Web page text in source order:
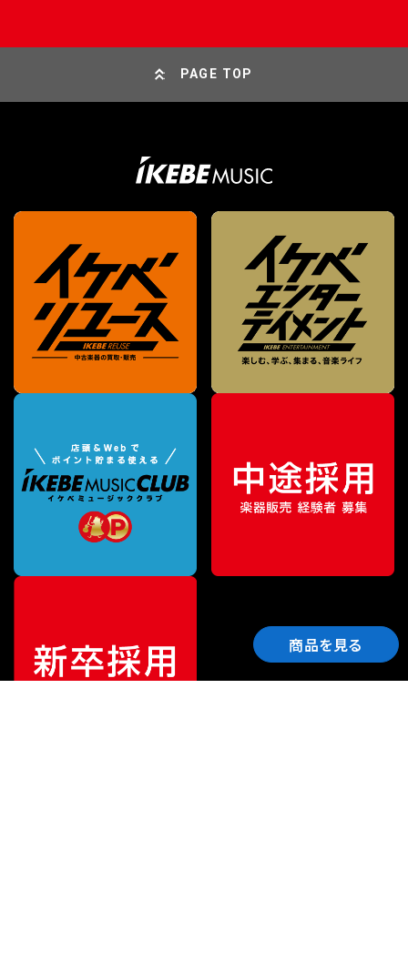
商品を見る
PAGE TOP